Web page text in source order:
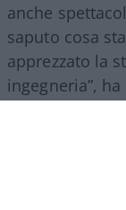
anche
saputo cosa
apprezzato la
ingegneria”,